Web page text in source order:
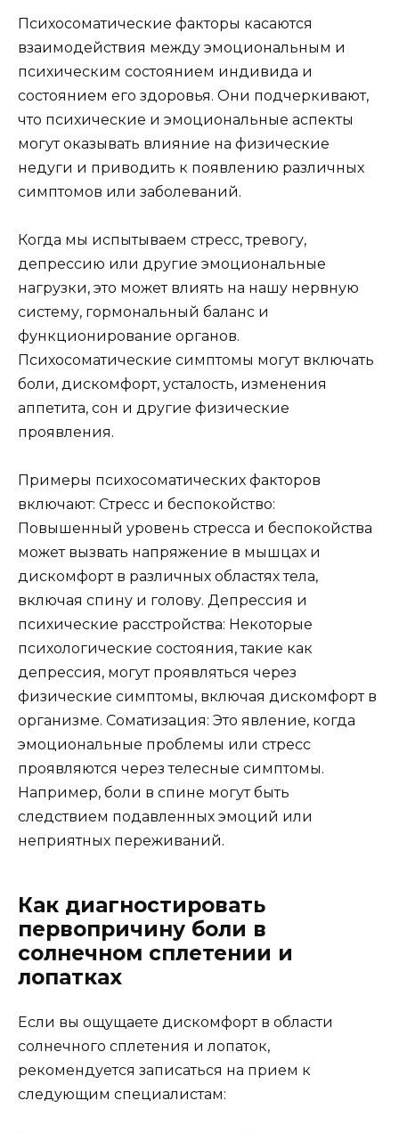
Психосоматические факторы касаются
взаимодействия между эмоциональным и
психическим состоянием индивида и
состоянием его здоровья. Они подчеркивают,
что психические и эмоциональные аспекты
могут оказывать влияние на физические
недуги и приводить к появлению различных
симптомов или заболеваний.
Когда мы испытываем стресс, тревогу,
депрессию или другие эмоциональные
нагрузки, это может влиять на нашу нервную
систему, гормональный баланс и
функционирование органов.
Психосоматические симптомы могут включать
боли, дискомфорт, усталость, изменения
аппетита, сон и другие физические
проявления.
Примеры психосоматических факторов
включают: Стресс и беспокойство:
Повышенный уровень стресса и беспокойства
может вызвать напряжение в мышцах и
дискомфорт в различных областях тела,
включая спину и голову. Депрессия и
психические расстройства: Некоторые
психологические состояния, такие как
депрессия, могут проявляться через
физические симптомы, включая дискомфорт в
организме. Соматизация: Это явление, когда
эмоциональные проблемы или стресс
проявляются через телесные симптомы.
Например, боли в спине могут быть
следствием подавленных эмоций или
неприятных переживаний.
Как диагностировать
первопричину боли в
солнечном сплетении и
лопатках
Если вы ощущаете дискомфорт в области
солнечного сплетения и лопаток,
рекомендуется записаться на прием к
следующим специалистам: